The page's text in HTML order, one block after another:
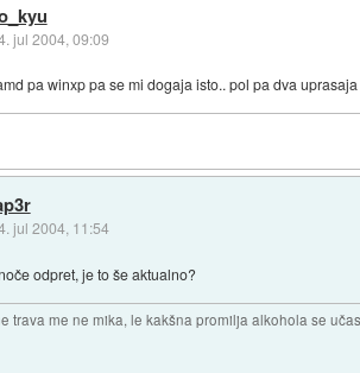
jul 2004, 09:09
pa winxp pa se mi dogaja isto.. pol pa dva
jul 2004, 11:54
odpret, je to še aktualno?
trava me ne mika, le kakšna promilja alkohola se